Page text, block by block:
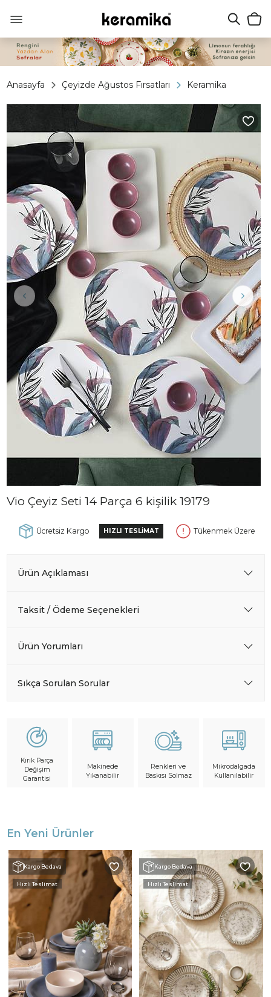
Anasayfa Çeyizde Ağustos Fırsatları Keramika
Vio Çeyiz Seti 14 Parça 6 kişilik 19179
Ücretsiz Kargo HIZLI TESLİMAT Tükenmek Üzere
Ürün Açıklaması
Taksit / Ödeme Seçenekleri
Ürün Yorumları
Sıkça Sorulan Sorular
Kırık Parça
Değişim
Garantisi
Makinede
Yıkanabilir
Renkleri ve
Baskısı Solmaz
Mikrodalgada
Kullanılabilir
En Yeni Ürünler
Kargo Bedava
Hızlı Teslimat
Kargo Bedava
Hızlı Teslimat